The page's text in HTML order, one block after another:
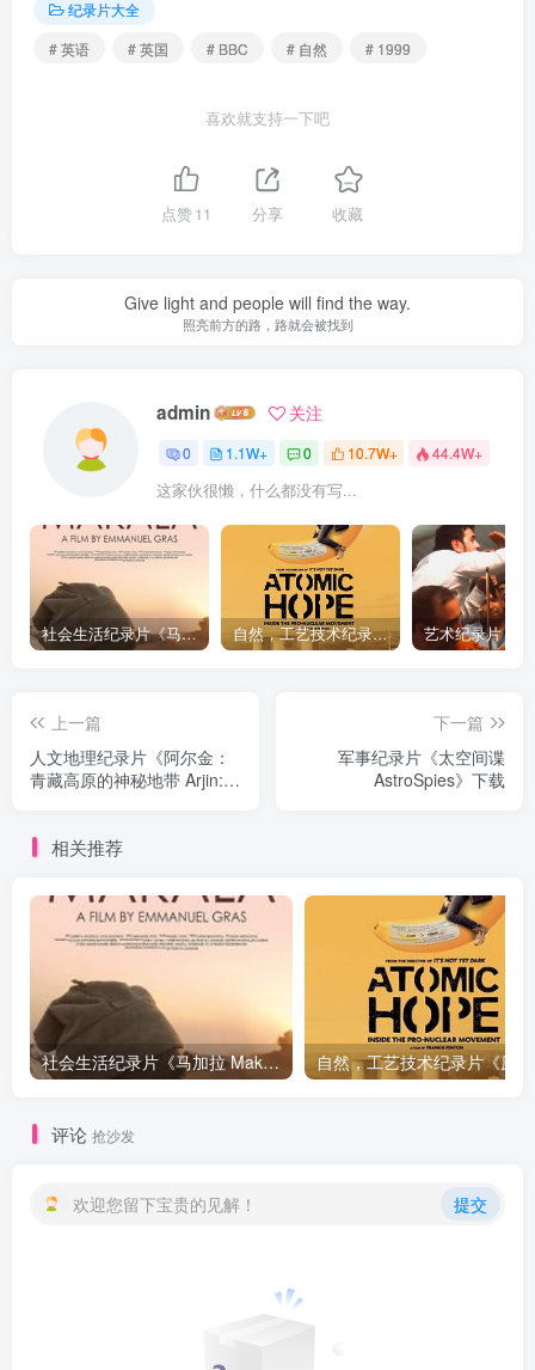
纪录片大全
# 英语
# 英国 # BBC # 自然 # 1999
喜欢就支持一下吧
点赞11 分享 收藏
Give light and people will find the way.
照亮前方的路，路就会被找到
admin 关注
0 1.1W+ 0 10.7W+ 44.4W+
这家伙很懒，什么都没有写...
社会生活纪录片《马加拉 Makala》下载 自然，工艺技术纪录片《原子能的希望 Atomic Hope – Inside the Pro-Nuclear Movement》下载
上一篇
人文地理纪录片《阿尔金：
青藏高原的神秘地带 Arjin:
下一篇
军事纪录片《太空间谍
AstroSpies》下载
相关推荐
社会生活纪录片《马加拉 Makala》下载
评论 抢沙发
欢迎您留下宝贵的见解！ 提交